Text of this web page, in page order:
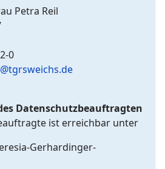
Petra Reil
0
Datenschutzbeauftragten
ist erreichbar unter
Gerhardinger-